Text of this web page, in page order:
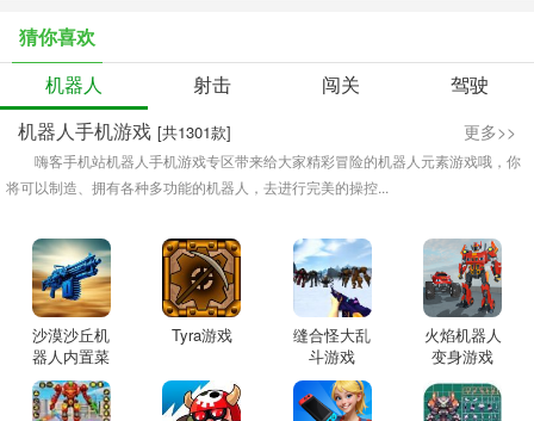
猜你喜欢
机器人
射击 闯关
驾驶
机器人手机游戏 [共1301款] 更多>>
嗨客手机站机器人手机游戏专区带来给大家精彩冒险的机器人元素游戏哦，你
将可以制造、拥有各种多功能的机器人，去进行完美的操控...
沙漠沙丘机
器人内置菜
单版
Tyra游戏
缝合怪大乱
斗游戏
火焰机器人
变身游戏